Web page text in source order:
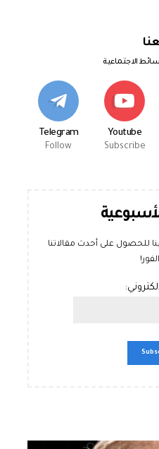
الاجتماعية
Youtube
Subscribe
Telegram
Follow
للحصول على أحدث مقالاتنا